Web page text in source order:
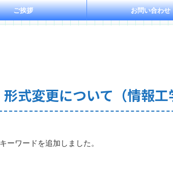
ご挨拶 お問い合わせ
式変更について（情報工
ワードを追加しました。